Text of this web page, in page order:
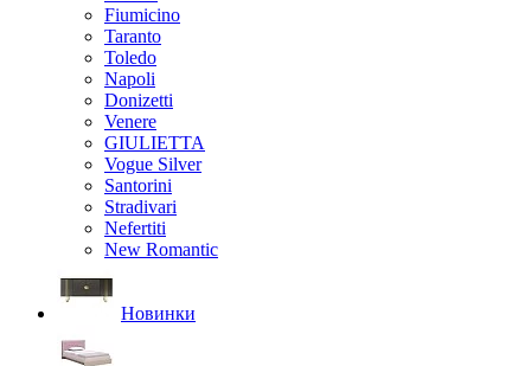
Fiumicino
Taranto
Toledo
Napoli
Donizetti
Venere
GIULIETTA
Vogue Silver
Santorini
Stradivari
Nefertiti
New Romantic
Новинки